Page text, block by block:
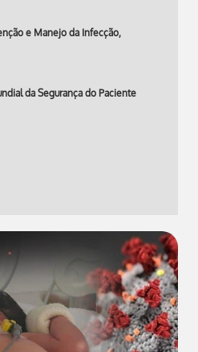
e Manejo da Infecção,
da Segurança do Paciente